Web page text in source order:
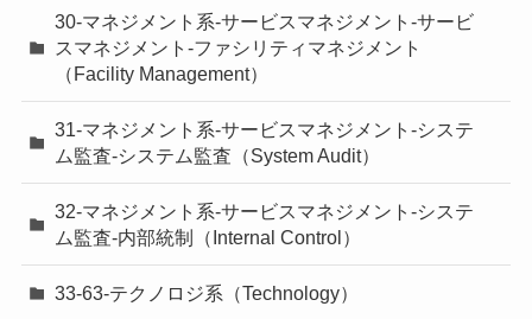
30-マネジメント系-サービスマネジメント-サービ
スマネジメント-ファシリティマネジメント
（Facility Management）
31-マネジメント系-サービスマネジメント-システ
ム監査-システム監査（System Audit）
32-マネジメント系-サービスマネジメント-システ
ム監査-内部統制（Internal Control）
33-63-テクノロジ系（Technology）